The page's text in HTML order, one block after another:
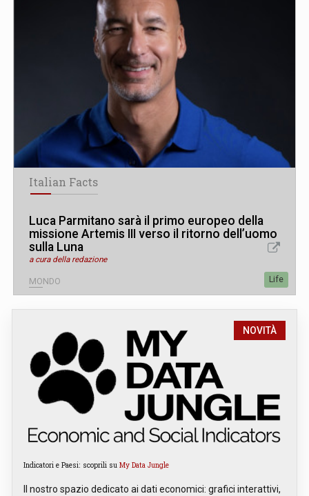
Italian Facts
Luca Parmitano sarà il primo europeo della
missione Artemis III verso il ritorno dell’uomo
sulla Luna
a cura della redazione
MONDO Life
NOVITÀ
Indicatori e Paesi: scoprili su My Data Jungle
Il nostro spazio dedicato ai dati economici: grafici interattivi,